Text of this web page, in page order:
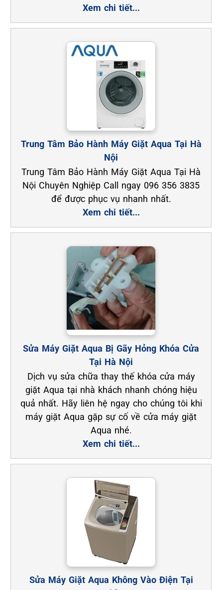
Xem chi tiết...
Trung Tâm Bảo Hành Máy Giặt Aqua Tại Hà
Nội
Trung Tâm Bảo Hành Máy Giặt Aqua Tại Hà
Nội Chuyên Nghiệp Call ngay 096 356 3835
để được phục vụ nhanh nhất.
Xem chi tiết...
Sửa Máy Giặt Aqua Bị Gãy Hỏng Khóa Cửa
Tại Hà Nội
Dịch vụ sửa chữa thay thế khóa cửa máy
giặt Aqua tại nhà khách nhanh chóng hiệu
quả nhất. Hãy liên hệ ngay cho chúng tôi khi
máy giặt Aqua gặp sự cố về cửa máy giặt
Aqua nhé.
Xem chi tiết...
Sửa Máy Giặt Aqua Không Vào Điện Tại